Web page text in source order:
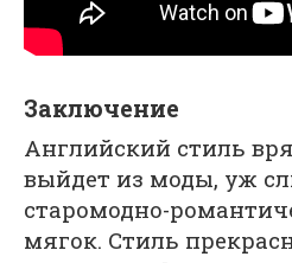
Заключение
Английский стиль
выйдет из моды, уж
старомодно-
мягок. Стиль